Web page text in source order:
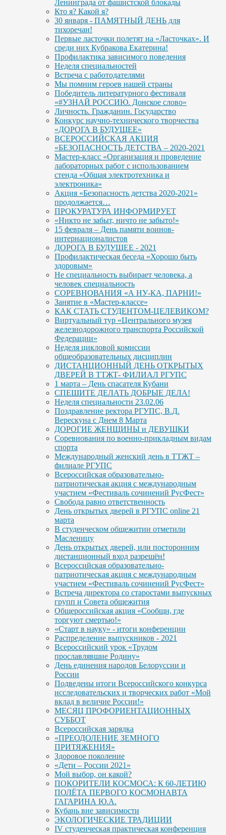
Ленинграда от фашистской блокады
Кто я? Какой я?
30 января - ПАМЯТНЫЙ ДЕНЬ для
тихоречан!
Первые ласточки полетят на «Ласточках». И
среди них Кубракова Екатерина!
Профилактика зависимого поведения
Неделя специальностей
Встреча с работодателями
Мы помним героев нашей страны
Победитель литературного фестиваля
«#УЗНАЙ РОССИЮ. Донское слово»
Личность. Гражданин. Государство
Конкурс научно-технического творчества
«ДОРОГА В БУДУЩЕЕ»
ВСЕРОССИЙСКАЯ АКЦИЯ
«БЕЗОПАСНОСТЬ ДЕТСТВА – 2020-2021
Мастер-класс «Организация и проведение
лабораторных работ с использованием
стенда «Общая электротехника и
электроника»
Акция «Безопасность детства 2020-2021»
продолжается…
ПРОКУРАТУРА ИНФОРМИРУЕТ
«Никто не забыт, ничто не забыто!»
15 февраля – День памяти воинов-
интернационалистов
ДОРОГА В БУДУЩЕЕ - 2021
Профилактическая беседа «Хорошо быть
здоровым»
Не специальность выбирает человека, а
человек специальность
СОРЕВНОВАНИЯ «А НУ-КА, ПАРНИ!»
Занятие в «Мастер-классе»
КАК СТАТЬ СТУДЕНТОМ-ЦЕЛЕВИКОМ?
Виртуальный тур «Центрального музея
железнодорожного транспорта Российской
Федерации»
Неделя цикловой комиссии
общеобразовательных дисциплин
ДИСТАНЦИОННЫЙ ДЕНЬ ОТКРЫТЫХ
ДВЕРЕЙ В ТТЖТ- ФИЛИАЛ РГУПС
1 марта – День спасателя Кубани
СПЕШИТЕ ДЕЛАТЬ ДОБРЫЕ ДЕЛА!
Неделя специальности 23.02.06
Поздравление ректора РГУПС, В.Д.
Верескуна с Днем 8 Марта
ДОРОГИЕ ЖЕНЩИНЫ и ДЕВУШКИ
Соревнования по военно-прикладным видам
спорта
Международный женский день в ТТЖТ –
филиале РГУПС
Всероссийская образовательно-
патриотическая акция с международным
участием «Фестиваль сочинений РусФест»
Свобода равно ответственность
День открытых дверей в РГУПС online 21
марта
В студенческом общежитии отметили
Масленицу
День открытых дверей, или посторонним
дистанционный вход разрешён!
Всероссийская образовательно-
патриотическая акция с международным
участием «Фестиваль сочинений РусФест»
Встреча директора со старостами выпускных
групп и Совета общежития
Общероссийская акция «Сообщи, где
торгуют смертью!»
«Старт в науку» - итоги конференции
Распределение выпускников - 2021
Всероссийский урок «Трудом
прославлявшие Родину»
День единения народов Белоруссии и
России
Подведены итоги Всероссийского конкурса
исследовательских и творческих работ «Мой
вклад в величие России!»
МЕСЯЦ ПРОФОРИЕНТАЦИОННЫХ
СУББОТ
Всероссийская зарядка
«ПРЕОДОЛЕНИЕ ЗЕМНОГО
ПРИТЯЖЕНИЯ»
Здоровое поколение
«Дети – России 2021»
Мой выбор, он какой?
ПОКОРИТЕЛИ КОСМОСА: К 60-ЛЕТИЮ
ПОЛЁТА ПЕРВОГО КОСМОНАВТА
ГАГАРИНА Ю.А.
Кубань вне зависимости
ЭКОЛОГИЧЕСКИЕ ТРАДИЦИИ
IV студенческая практическая конференция